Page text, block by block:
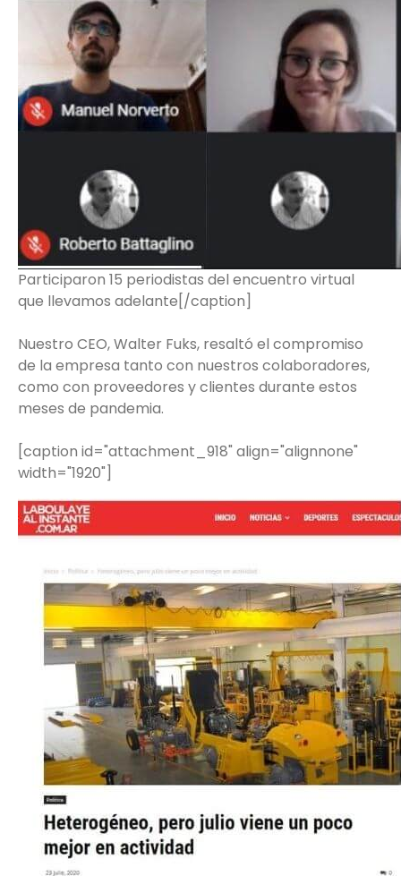
Participaron 15 periodistas del encuentro virtual
que llevamos adelante[/caption]
Nuestro CEO, Walter Fuks, resaltó el compromiso
de la empresa tanto con nuestros colaboradores,
como con proveedores y clientes durante estos
meses de pandemia.
[caption id="attachment_918" align="alignnone"
width="1920"]